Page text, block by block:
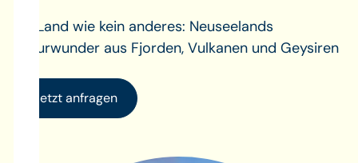
Ein Land wie kein anderes: Neuseelands
Naturwunder aus Fjorden, Vulkanen und Geysiren
Jetzt anfragen